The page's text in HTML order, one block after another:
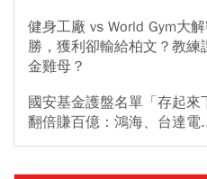
健身工廠 vs World Gym大
勝，獲利卻輸給柏文？教
金雞母？
國安基金護盤名單「存起
翻倍賺百億：鴻海、台達電